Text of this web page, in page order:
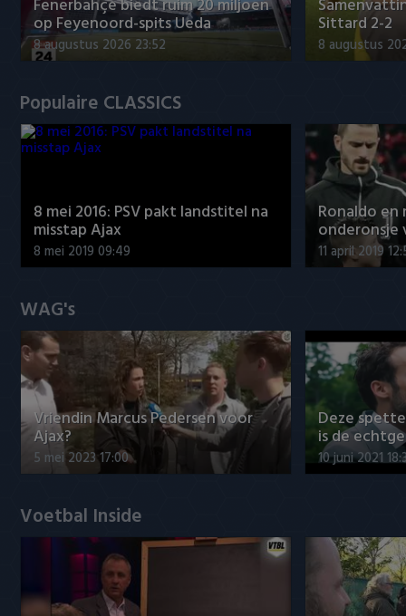
Fenerbahçe biedt ruim 20 miljoen
op Feyenoord-spits Ueda
8 augustus 2026 23:52
Sittard 2-2
8 augustus
Populaire CLASSICS
8 mei 2016: PSV pakt landstitel na
misstap Ajax
8 mei 2019 09:49
Ronaldo
onderonsje
11 april 2019
WAG's
Vriendin Marcus Pedersen voor
Ajax?
5 mei 2023 17:00
Deze
is de
10 juni 2021
Voetbal Inside